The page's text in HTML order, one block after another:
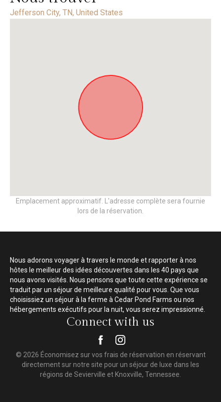
Jefferson City, TN, United States
Emplacement approximatif. L'adresse complète sera fournie
lors de la réservation.
Nous adorons voyager à travers le monde et rapporter à nos
hôtes le meilleur des idées découvertes dans les 40 pays que
nous avons visités. Nous pensons que toute cette expérience se
traduit par un séjour de meilleure qualité pour vous. Que vous
choisissiez un séjour à la ferme à Cedar Pond Farms ou nos
hébergements exécutifs pour la nuit, vous serez impressionné.
Connect with us
© 2026 Économisez sur vos frais de réservation en réservant
directement sur notre site pour un séjour de luxe dans les
régions de Sevierville et Knoxville, Tennessee.